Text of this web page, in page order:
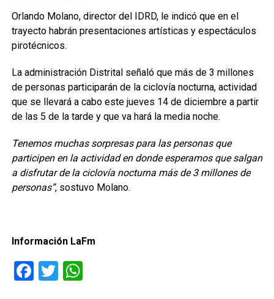
Orlando Molano, director del IDRD, le indicó que en el
trayecto habrán presentaciones artísticas y espectáculos
pirotécnicos.
La administración Distrital señaló que más de 3 millones
de personas participarán de la ciclovía nocturna, actividad
que se llevará a cabo este jueves 14 de diciembre a partir
de las 5 de la tarde y que va hará la media noche.
Tenemos muchas sorpresas para las personas que
participen en la actividad en donde esperamos que salgan
a disfrutar de la ciclovía nocturna más de 3 millones de
personas”, sostuvo Molano.
Información LaFm
Facebook
TwitterWhatsApp